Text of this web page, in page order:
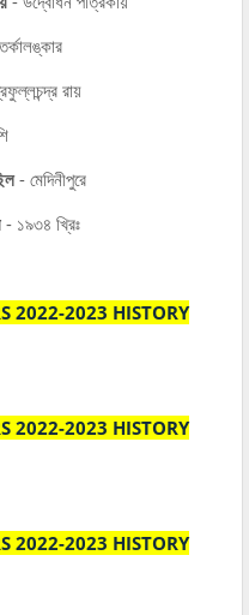
রায়
- মেদিনীপুরে
- ১৯৩৪ খ্রিঃ
2022-2023 HISTORY
2022-2023 HISTORY
2022-2023 HISTORY